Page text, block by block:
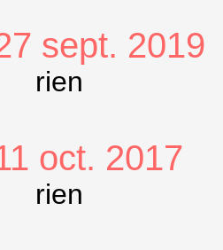
sept. 2019
oct. 2017